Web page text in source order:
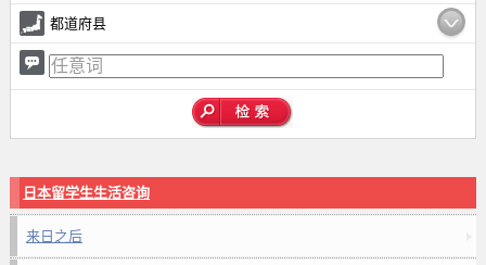
都道府县
日本留学生生活咨询
来日之后